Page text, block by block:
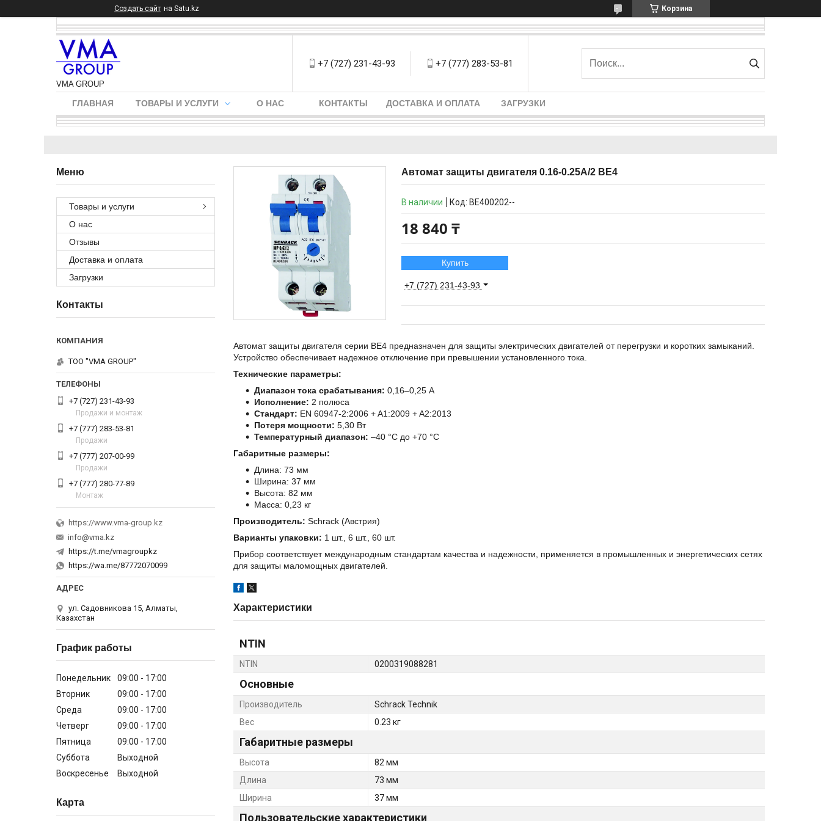
Создать сайт на Satu.kz Корзина
VMA GROUP
+7 (727) 231-43-93 +7 (777) 283-53-81
ГЛАВНАЯ ТОВАРЫ И УСЛУГИ О НАС КОНТАКТЫ ДОСТАВКА И ОПЛАТА ЗАГРУЗКИ
Автомат защиты двигателя 0.16-0.25А/2 BE4
В наличии Код: BE400202--
18 840 ₸
Купить
+7 (727) 231-43-93
Автомат защиты двигателя серии BE4 предназначен для защиты электрических двигателей от перегрузки и коротких замыканий.
Устройство обеспечивает надежное отключение при превышении установленного тока.
Технические параметры:
Диапазон тока срабатывания: 0,16–0,25 А
Исполнение: 2 полюса
Стандарт: EN 60947-2:2006 + A1:2009 + A2:2013
Потеря мощности: 5,30 Вт
Температурный диапазон: –40 °C до +70 °C
Габаритные размеры:
Длина: 73 мм
Ширина: 37 мм
Высота: 82 мм
Масса: 0,23 кг
Производитель: Schrack (Австрия)
Варианты упаковки: 1 шт., 6 шт., 60 шт.
Прибор соответствует международным стандартам качества и надежности, применяется в промышленных и энергетических сетях
для защиты маломощных двигателей.
Характеристики
NTIN
NTIN 0200319088281
Основные
Производитель
Schrack Technik
Вес
0.23 кг
Габаритные размеры
Высота
82 мм
Длина
73 мм
Ширина
37 мм
Пользовательские характеристики
Товары и услуги
О нас
Отзывы
Доставка и оплата
Загрузки
Контакты
ТОО "VMA GROUP"
+7 (727) 231-43-93
Продажи и монтаж
+7 (777) 283-53-81
Продажи
+7 (777) 207-00-99
Продажи
+7 (777) 280-77-89
Монтаж
https://www.vma-group.kz
info@vma.kz
https://t.me/vmagroupkz
https://wa.me/87772070099
ул. Садовникова 15, Алматы,
Казахстан
График работы
Понедельник 09:00
17:00
Вторник
09:00
17:00
Среда
09:00
17:00
Четверг
09:00
17:00
Пятница
09:00
17:00
Суббота
Выходной
Воскресенье
Выходной
Карта